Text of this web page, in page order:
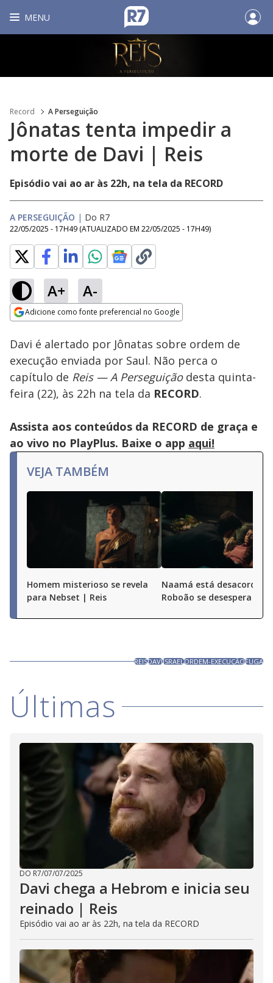
MENU
Record A Perseguição
Jônatas tenta impedir a
morte de Davi | Reis
Episódio vai ao ar às 22h, na tela da RECORD
A PERSEGUIÇÃO | Do R7
22/05/2025 - 17H49 (ATUALIZADO EM 22/05/2025 - 17H49)
A+ A-
Adicione como fonte preferencial no Google
Ativar
100.00%
Davi é alertado por Jônatas sobre ordem de
execução enviada por Saul. Não perca o
capítulo de Reis — A Perseguiçãodesta quinta-
feira (22), às 22h na tela da RECORD.
Assista aos conteúdos da RECORD de graça e
ao vivo no PlayPlus. Baixe o app aqui!
VEJA TAMBÉM
Homem misterioso se revela
para Nebset | Reis
Naamá está
Roboão se desespera |
REISDAVIISRAELORDEM-EXECUÇÃOFUGA
Últimas
DO R7/07/07/2025
Davi chega a Hebrom e inicia seu
reinado | Reis
Episódio vai ao ar às 22h, na tela da RECORD